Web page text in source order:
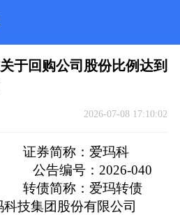
于回购公司股份比例达到
2026-07-08 17:10:02
证券简称：爱玛科
：2026-040
转债简称：爱玛转债
股份有限公司